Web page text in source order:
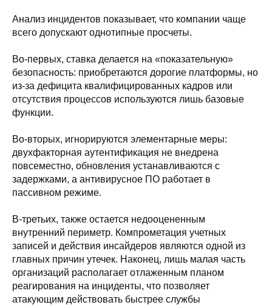
Анализ инцидентов показывает, что компании чаще
всего допускают однотипные просчеты.
Во-первых, ставка делается на «показательную»
безопасность: приобретаются дорогие платформы, но
из-за дефицита квалифицированных кадров или
отсутствия процессов используются лишь базовые
функции.
Во-вторых, игнорируются элементарные меры:
двухфакторная аутентификация не внедрена
повсеместно, обновления устанавливаются с
задержками, а антивирусное ПО работает в
пассивном режиме.
В-третьих, также остается недооцененным
внутренний периметр. Компрометация учетных
записей и действия инсайдеров являются одной из
главных причин утечек. Наконец, лишь малая часть
организаций располагает отлаженным планом
реагирования на инциденты, что позволяет
атакующим действовать быстрее службы